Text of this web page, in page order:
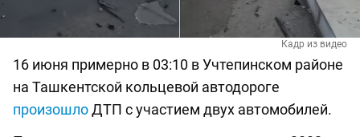
Кадр из видео
16 июня примерно в 03:10 в Учтепинском районе
на Ташкентской кольцевой автодороге
произошлоДТП с участием двух автомобилей.